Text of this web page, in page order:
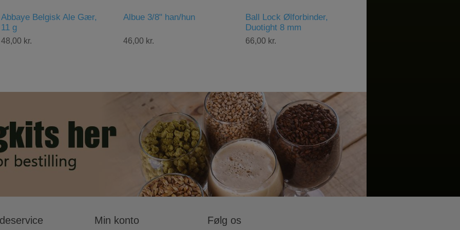
Albue 3/8" han/hun
46,00 kr.
Ball Lock Ølforbinder,
66,00 kr.
Brewster Beacon 70
Isoleringsjakke til kedel
430,00 kr.
Min konto Følg os